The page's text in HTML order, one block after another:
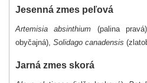
Jesenná zmes peľová
Artemisia absinthium (palina
obyčajná), Solidago canadensis
Jarná zmes skorá